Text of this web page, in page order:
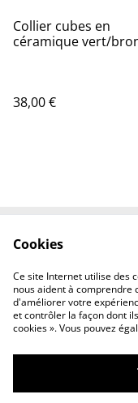
Collier cubes en
céramique vert/
38,00 €
Politique
©2026Fleurs et
Cookies
Ce site Internet utilise des
nous aident à comprendre
d'améliorer votre
et contrôler la façon dont
cookies ». Vous pouvez